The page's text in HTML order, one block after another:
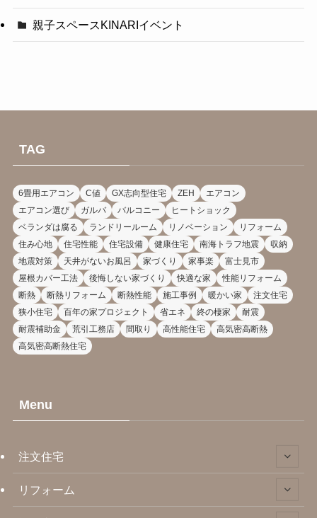
親子スペースKINARIイベント
TAG
6畳用エアコン C値 GX志向型住宅 ZEH
エアコン
エアコン選び
ガルバ バルコニー
ヒートショック
ベランダは腐る
ランドリールーム リノベーション
リフォーム
住み心地
住宅性能 住宅設備 健康住宅 南海トラフ地震
収納
地震対策
天井がないお風呂 家づくり 家事楽
富士見市
屋根カバー工法
後悔しない家づくり 快適な家
性能リフォーム
断熱
断熱リフォーム 断熱性能 施工事例 暖かい家
注文住宅
狭小住宅
百年の家プロジェクト 省エネ 終の棲家
耐震
耐震補助金
荒引工務店 間取り 高性能住宅
高気密高断熱
高気密高断熱住宅
Menu
注文住宅
リフォーム